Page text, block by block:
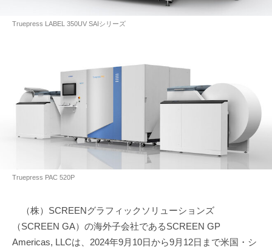
Truepress LABEL 350UV SAIシリーズ
Truepress PAC 520P
（株）SCREENグラフィックソリューションズ
（SCREEN GA）の海外子会社であるSCREEN GP
Americas, LLCは、2024年9月10日から9月12日まで米国・シ